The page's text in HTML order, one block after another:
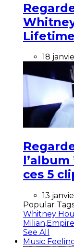
18
l’album
ces 5
13
Popular
Whitney
Milian,
See All
Music